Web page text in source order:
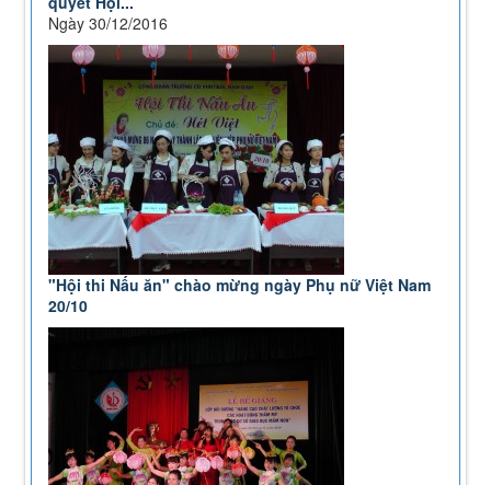
Ngày 30/12/2016
"Hội thi Nấu ăn" chào mừng ngày Phụ nữ Việt Nam
20/10